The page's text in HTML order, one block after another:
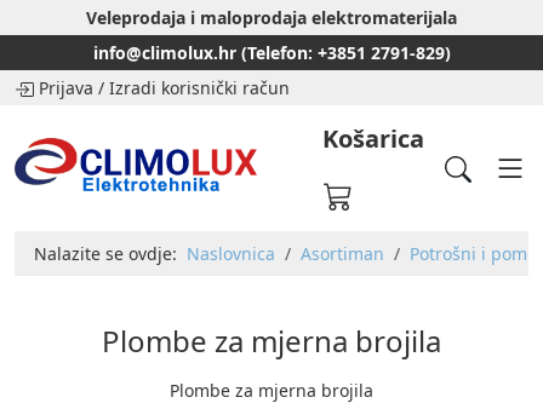
Veleprodaja i maloprodaja elektromaterijala
info@climolux.hr (Telefon: +3851 2791-829)
Prijava / Izradi korisnički račun
Košarica
Nalazite se ovdje: Naslovnica Asortiman Potrošni i
Plombe za mjerna brojila
Plombe za mjerna brojila